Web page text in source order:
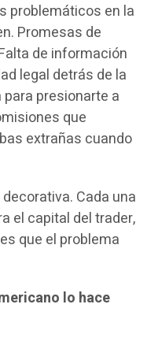
problemáticos en la
Promesas de
de información
legal detrás de la
presionarte a
que
extrañas cuando
Cada una
el capital del trader,
que el problema
lo hace